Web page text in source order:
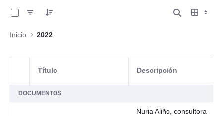
Inicio 2022
Selección del elemento
Título Descripción
DOCUMENTOS
Nuria Aliño, consultora